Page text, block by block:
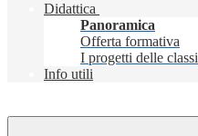
Didattica
Panoramica
Offerta formativa
I progetti delle classi
Info utili